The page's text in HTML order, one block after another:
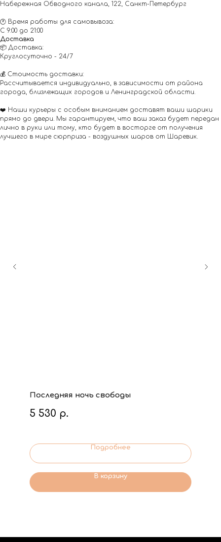
Набережная Обводного канала, 122, Санкт-Петербург
🕐 Время работы для самовывоза:
С 9:00 до 21:00
Доставка
📦 Доставка:
Круглосуточно - 24/7
💰 Стоимость доставки:
Рассчитывается индивидуально, в зависимости от района
города, близлежащих городов и Ленинградской области.
❤️ Наши курьеры с особым вниманием доставят ваши шарики
прямо до двери. Мы гарантируем, что ваш заказ будет передан
лично в руки или тому, кто будет в восторге от получения
лучшего в мире сюрприза - воздушных шаров от Шаревик.
Последняя ночь свободы
5 530 р.
Подробнее
В корзину